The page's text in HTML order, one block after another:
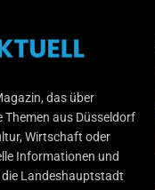
das über
Themen aus Düsseldorf
Wirtschaft oder
Informationen und
Landeshauptstadt